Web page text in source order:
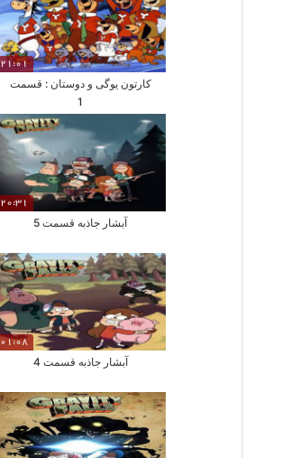
21:01
کارتون یوگی و دوستان : قسمت
1
20:31
آبشار جاذبه قسمت 5
01:08
آبشار جاذبه قسمت 4